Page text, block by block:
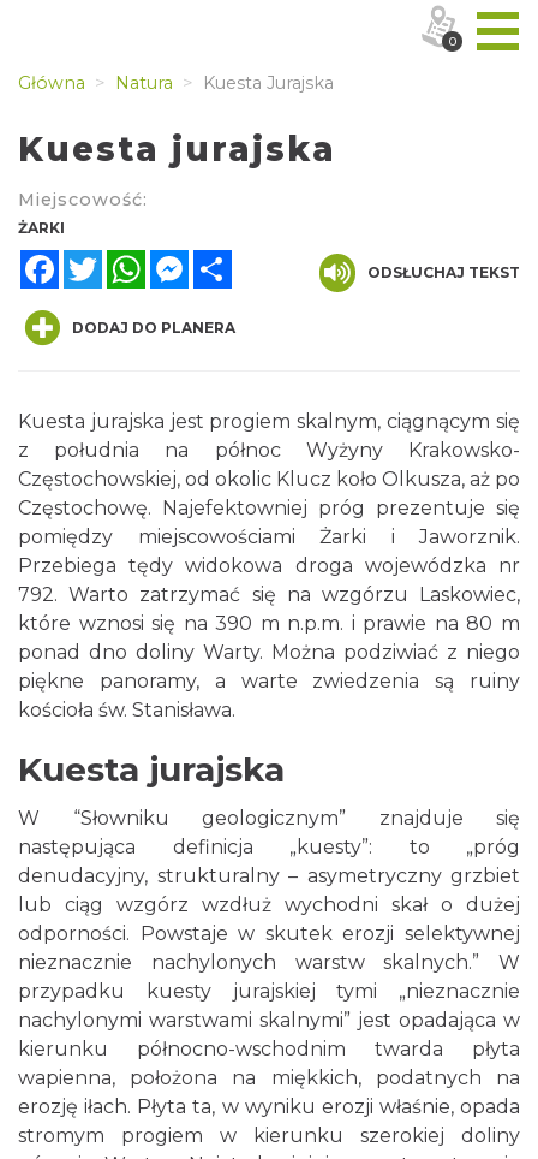
Główna Natura Kuesta Jurajska
Kuesta jurajska
Miejscowość:
ŻARKI
FacebookTwitterWhatsAppMessenger
ODSŁUCHAJ TEKST
DODAJ DO PLANERA
Kuesta jurajska jest progiem skalnym, ciągnącym się
z południa na północ Wyżyny Krakowsko-
Częstochowskiej, od okolic Klucz koło Olkusza, aż po
Częstochowę. Najefektowniej próg prezentuje się
pomiędzy miejscowościami Żarki i Jaworznik.
Przebiega tędy widokowa droga wojewódzka nr
792. Warto zatrzymać się na wzgórzu Laskowiec,
które wznosi się na 390 m n.p.m. i prawie na 80 m
ponad dno doliny Warty. Można podziwiać z niego
piękne panoramy, a warte zwiedzenia są ruiny
kościoła św. Stanisława.
Kuesta jurajska
W “Słowniku geologicznym” znajduje się
następująca definicja „kuesty”: to „próg
denudacyjny, strukturalny – asymetryczny grzbiet
lub ciąg wzgórz wzdłuż wychodni skał o dużej
odporności. Powstaje w skutek erozji selektywnej
nieznacznie nachylonych warstw skalnych.” W
przypadku kuesty jurajskiej tymi „nieznacznie
nachylonymi warstwami skalnymi” jest opadająca w
kierunku północno-wschodnim twarda płyta
wapienna, położona na miękkich, podatnych na
erozję iłach. Płyta ta, w wyniku erozji właśnie, opada
stromym progiem w kierunku szerokiej doliny
0